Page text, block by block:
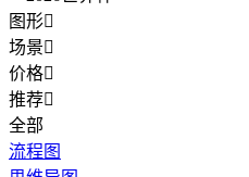
图形
场景
价格
推荐
全部
流程图